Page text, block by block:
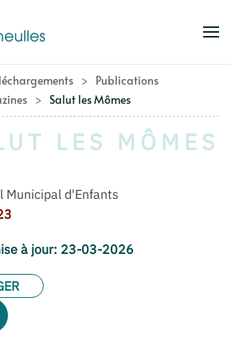
principal
Publications
Salut les Mômes
LES MÔMES
Municipal d'Enfants
à jour: 23-03-2026